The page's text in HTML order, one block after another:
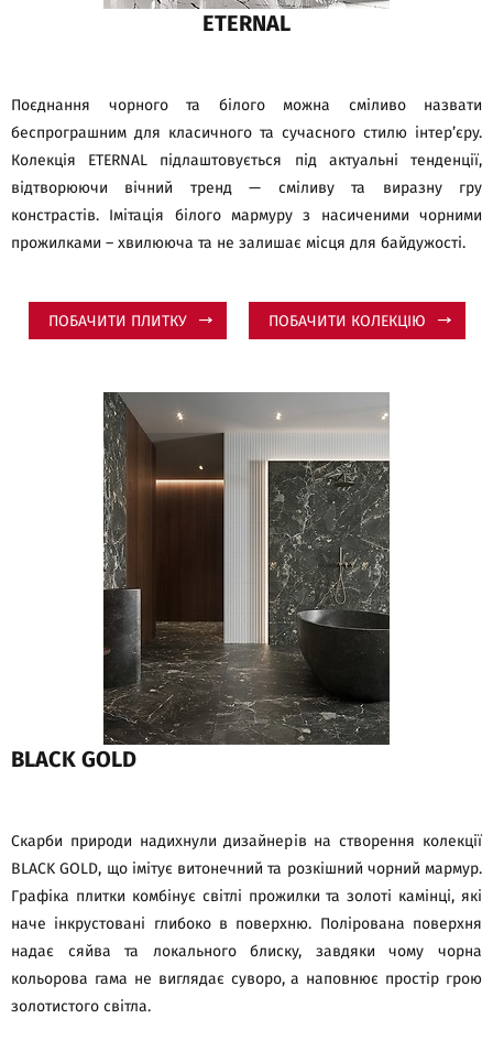
ETERNAL
Поєднання чорного та білого можна сміливо назвати
беспрограшним для класичного та сучасного стилю інтер’єру.
Колекція ETERNAL підлаштовується під актуальні тенденції,
відтворюючи вічний тренд — сміливу та виразну гру
констрастів. Імітація білого мармуру з насиченими чорними
прожилками – хвилююча та не залишає місця для байдужості.
ПОБАЧИТИ ПЛИТКУ ПОБАЧИТИ КОЛЕКЦІЮ
BLACK GOLD
Скарби природи надихнули дизайнерів на створення колекції
BLACK GOLD, що імітує витонечний та розкішний чорний мармур.
Графіка плитки комбінує світлі прожилки та золоті камінці, які
наче інкрустовані глибоко в поверхню. Полірована поверхня
надає сяйва та локального блиску, завдяки чому чорна
кольорова гама не виглядає суворо, а наповнює простір грою
золотистого світла.